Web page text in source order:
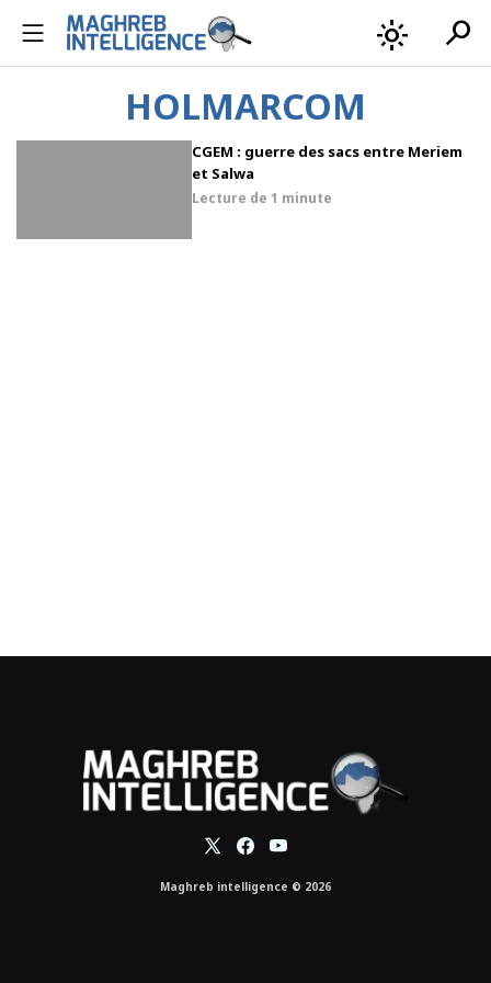
light_mode search
HOLMARCOM
CGEM : guerre des sacs entre Meriem
et Salwa
Lecture de 1 minute
Maghreb intelligence © 2026